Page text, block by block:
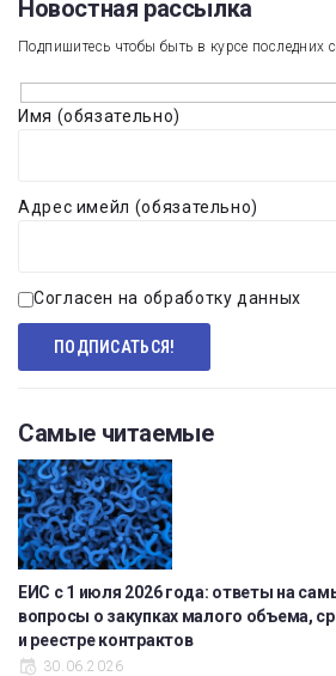
Новостная рассылка​
Подпишитесь чтобы быть в курсе последних
Имя (обязательно)
Адрес имейл (обязательно)
Согласен на обработку данных
Самые читаемые
ЕИС с 1 июля 2026 года: ответы на
вопросы о закупках малого объема,
и реестре контрактов
30.06.2026